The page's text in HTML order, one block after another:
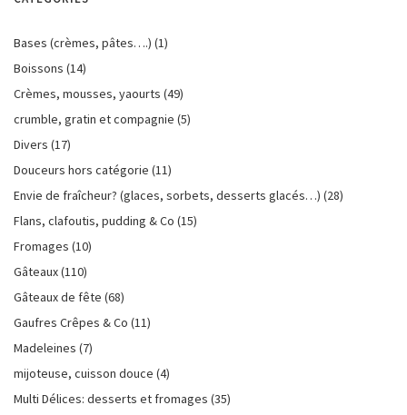
Bases (crèmes, pâtes….) (1)
Boissons (14)
Crèmes, mousses, yaourts (49)
crumble, gratin et compagnie (5)
Divers (17)
Douceurs hors catégorie (11)
Envie de fraîcheur? (glaces, sorbets, desserts glacés…) (28)
Flans, clafoutis, pudding & Co (15)
Fromages (10)
Gâteaux(110)
Gâteaux de fête (68)
Gaufres Crêpes & Co (11)
Madeleines (7)
mijoteuse, cuisson douce (4)
Multi Délices: desserts et fromages (35)